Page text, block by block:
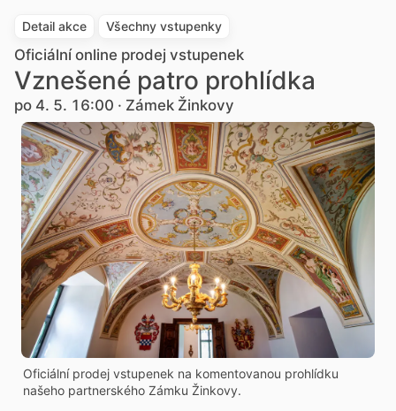
Detail akce Všechny vstupenky
Oficiální online prodej vstupenek
Vznešené patro prohlídka
po 4. 5. 16:00 · Zámek Žinkovy
Oficiální prodej vstupenek na komentovanou prohlídku
našeho partnerského Zámku Žinkovy.